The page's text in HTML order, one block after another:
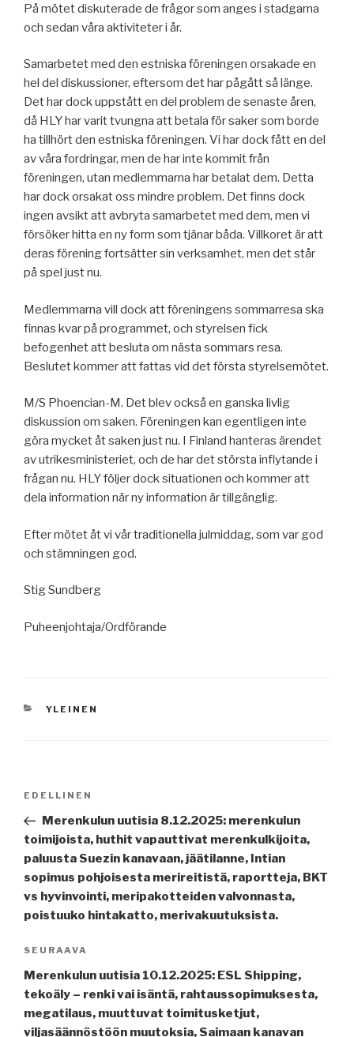
På mötet diskuterade de frågor som anges i stadgarna
och sedan våra aktiviteter i år.
Samarbetet med den estniska föreningen orsakade en
hel del diskussioner, eftersom det har pågått så länge.
Det har dock uppstått en del problem de senaste åren,
då HLY har varit tvungna att betala för saker som borde
ha tillhört den estniska föreningen. Vi har dock fått en del
av våra fordringar, men de har inte kommit från
föreningen, utan medlemmarna har betalat dem. Detta
har dock orsakat oss mindre problem. Det finns dock
ingen avsikt att avbryta samarbetet med dem, men vi
försöker hitta en ny form som tjänar båda. Villkoret är att
deras förening fortsätter sin verksamhet, men det står
på spel just nu.
Medlemmarna vill dock att föreningens sommarresa ska
finnas kvar på programmet, och styrelsen fick
befogenhet att besluta om nästa sommars resa.
Beslutet kommer att fattas vid det första styrelsemötet.
M/S Phoencian-M. Det blev också en ganska livlig
diskussion om saken. Föreningen kan egentligen inte
göra mycket åt saken just nu. I Finland hanteras ärendet
av utrikesministeriet, och de har det största inflytande i
frågan nu. HLY följer dock situationen och kommer att
dela information när ny information är tillgänglig.
Efter mötet åt vi vår traditionella julmiddag, som var god
och stämningen god.
Stig Sundberg
Puheenjohtaja/Ordförande
KATEGORIAT
YLEINEN
Edellinen
artikkeli
EDELLINEN
Merenkulun uutisia 8.12.2025: merenkulun
toimijoista, huthit vapauttivat merenkulkijoita,
paluusta Suezin kanavaan, jäätilanne, Intian
sopimus pohjoisesta merireitistä, raportteja, BKT
vs hyvinvointi, meripakotteiden valvonnasta,
poistuuko hintakatto, merivakuutuksista.
Seuraava
artikkeli
SEURAAVA
Merenkulun uutisia 10.12.2025: ESL Shipping,
tekoäly – renki vai isäntä, rahtaussopimuksesta,
megatilaus, muuttuvat toimitusketjut,
viljasäännöstöön muutoksia, Saimaan kanavan